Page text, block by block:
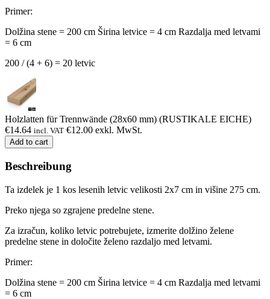
Primer:
Dolžina stene = 200 cm Širina letvice = 4 cm Razdalja med letvami
= 6 cm
200 / (4 + 6) = 20 letvic
Holzlatten für Trennwände (28x60 mm) (RUSTIKALE EICHE)
€14.64 incl. VAT €12.00 exkl. MwSt.
Add to cart
Beschreibung
Ta izdelek je 1 kos lesenih letvic velikosti 2x7 cm in višine 275 cm.
Preko njega so zgrajene predelne stene.
Za izračun, koliko letvic potrebujete, izmerite dolžino želene
predelne stene in določite želeno razdaljo med letvami.
Primer:
Dolžina stene = 200 cm Širina letvice = 4 cm Razdalja med letvami
= 6 cm